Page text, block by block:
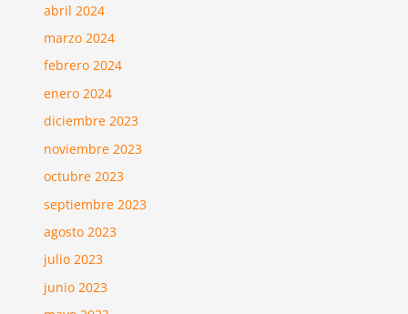
abril 2024
marzo 2024
febrero 2024
enero 2024
diciembre 2023
noviembre 2023
octubre 2023
septiembre 2023
agosto 2023
julio 2023
junio 2023